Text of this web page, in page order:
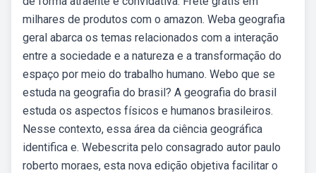
milhares de produtos com o amazon. Weba geografia
geral abarca os temas relacionados com a interação
entre a sociedade e a natureza e a transformação do
espaço por meio do trabalho humano. Webo que se
estuda na geografia do brasil? A geografia do brasil
estuda os aspectos físicos e humanos brasileiros.
Nesse contexto, essa área da ciência geográfica
identifica e. Webescrita pelo consagrado autor paulo
roberto moraes, esta nova edição objetiva facilitar o